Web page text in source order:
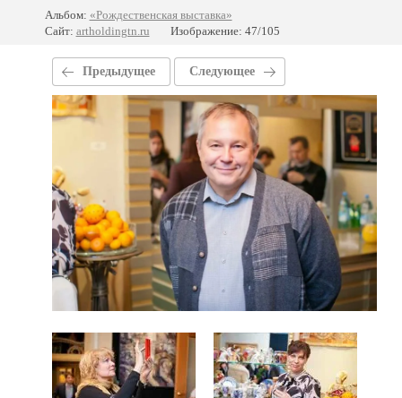
Альбом: «Рождественская выставка»
Сайт: artholdingtn.ru Изображение: 47/105
Предыдущее Следующее